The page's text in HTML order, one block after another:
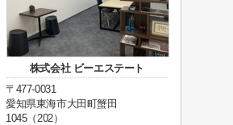
株式会社 ビーエステート
〒477-0031
愛知県東海市大田町蟹田
1045（202）